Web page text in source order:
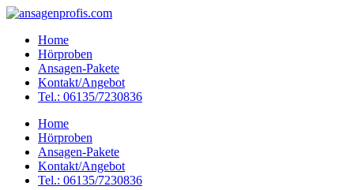
Home
Hörproben
Ansagen-Pakete
Kontakt/Angebot
Tel.: 06135/7230836
Home
Hörproben
Ansagen-Pakete
Kontakt/Angebot
Tel.: 06135/7230836